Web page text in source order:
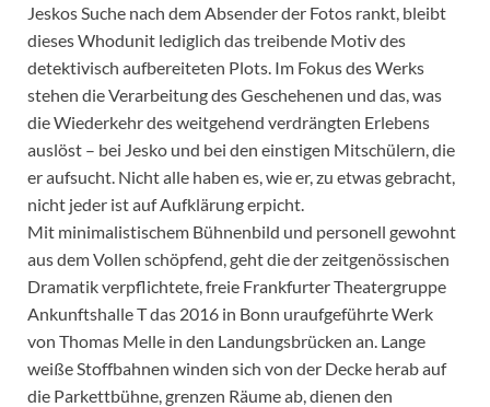
Jeskos Suche nach dem Absender der Fotos rankt, bleibt
dieses Whodunit lediglich das treibende Motiv des
detektivisch aufbereiteten Plots. Im Fokus des Werks
stehen die Verarbeitung des Geschehenen und das, was
die Wiederkehr des weitgehend verdrängten Erlebens
auslöst – bei Jesko und bei den einstigen Mitschülern, die
er aufsucht. Nicht alle haben es, wie er, zu etwas gebracht,
nicht jeder ist auf Aufklärung erpicht.
Mit minimalistischem Bühnenbild und personell gewohnt
aus dem Vollen schöpfend, geht die der zeitgenössischen
Dramatik verpflichtete, freie Frankfurter Theatergruppe
Ankunftshalle T das 2016 in Bonn uraufgeführte Werk
von Thomas Melle in den Landungsbrücken an. Lange
weiße Stoffbahnen winden sich von der Decke herab auf
die Parkettbühne, grenzen Räume ab, dienen den